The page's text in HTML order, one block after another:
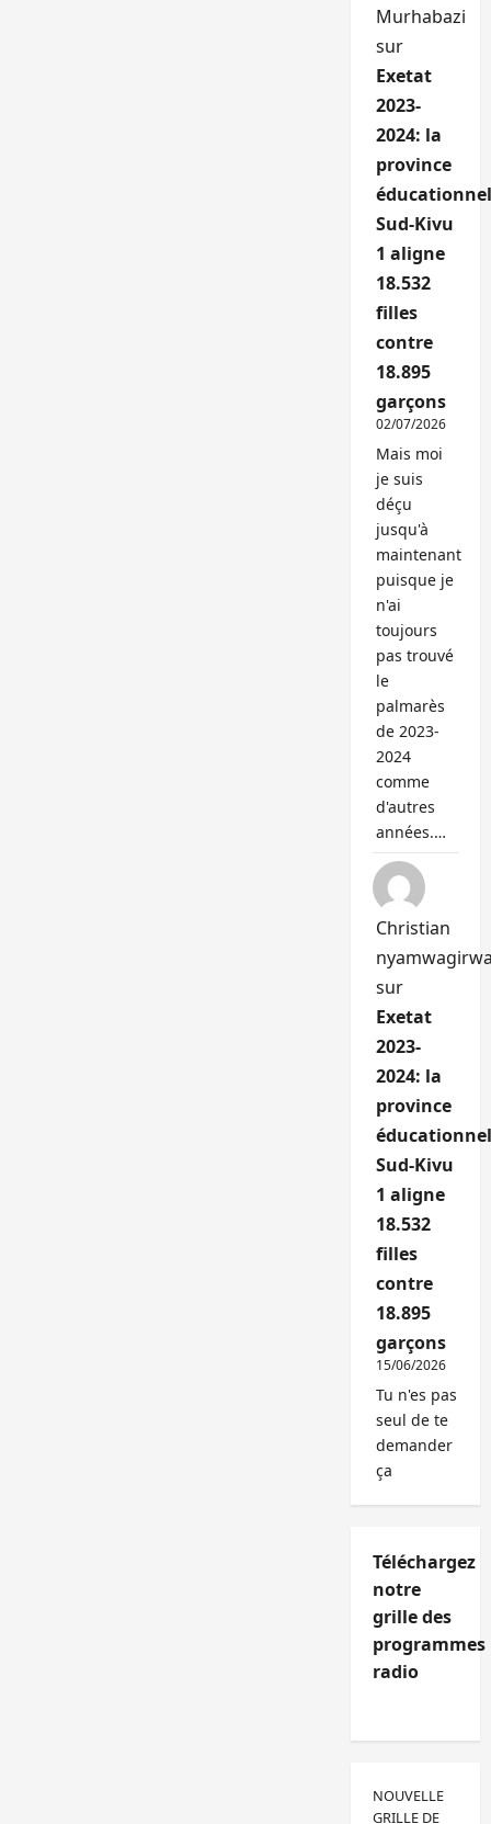
Murhabazi
sur
Exetat
2023-
2024: la
province
Sud-Kivu
1 aligne
18.532
filles
contre
18.895
garçons
02/07/2026
Mais moi
je suis
déçu
jusqu'à
maintenant
puisque je
n'ai
toujours
pas trouvé
le
palmarès
de 2023-
2024
comme
d'autres
années.…
Christian
sur
Exetat
2023-
2024: la
province
Sud-Kivu
1 aligne
18.532
filles
contre
18.895
garçons
15/06/2026
Tu n'es pas
seul de te
demander
ça
Téléchargez
notre
grille des
programmes
radio
NOUVELLE
GRILLE DE